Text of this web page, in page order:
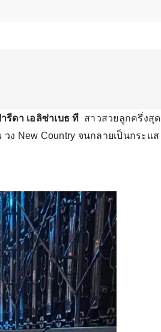
รีดา เอลิซ่าเบธ ที สาวสวยลูกครึ่งสุด
ง New Country จนกลายเป็นกระแส